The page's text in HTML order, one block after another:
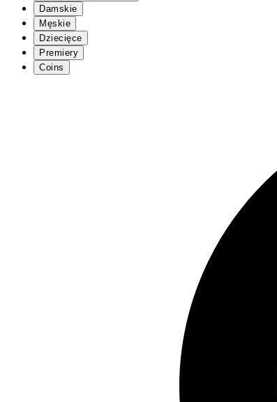
Damskie
Męskie
Dziecięce
Premiery
Coins